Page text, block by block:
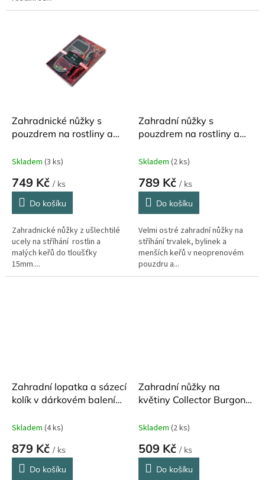
Zahradnické nůžky s
pouzdrem na rostliny a
and Ball
Skladem (3 ks)
749 Kč / ks
Do košíku
Zahradnické nůžky z ušlechtilé
ucely na stříhání rostlin a
malých keřů do tloušťky
15mm....
Zahradní nůžky s
pouzdrem na rostliny a
and Ball
Skladem (2 ks)
789 Kč / ks
Do košíku
Velmi ostré zahradní nůžky na
stříhání trvalek, bylinek a
menších keřů v neoprenovém
pouzdru a...
Zahradní lopatka a sázecí
kolík v dárkovém balení
Ball
Skladem (4 ks)
879 Kč / ks
Do košíku
Zahradní nůžky na
květiny Collector Burgon
Skladem (2 ks)
509 Kč / ks
Do košíku